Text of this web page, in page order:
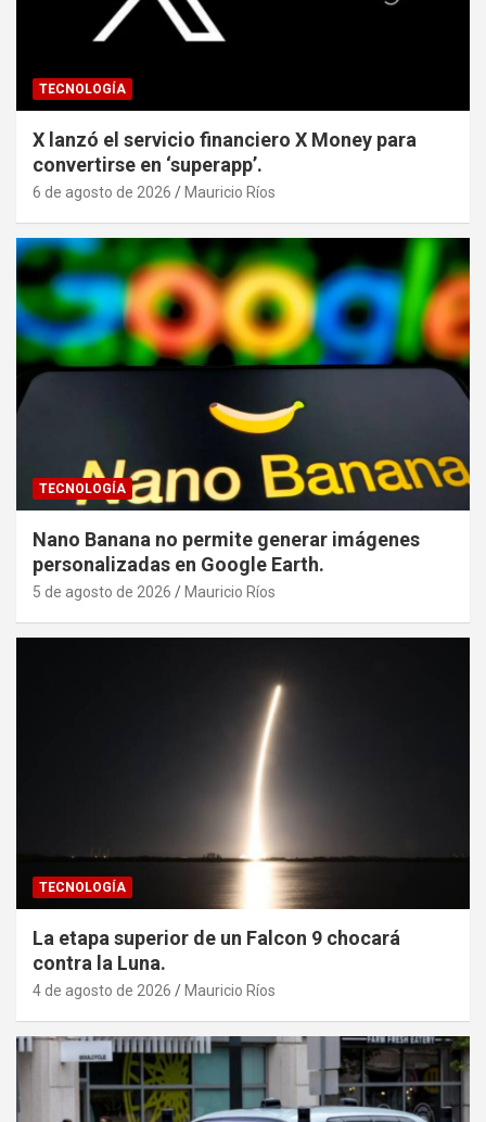
TECNOLOGÍA
X lanzó el servicio financiero X Money para
convertirse en ‘superapp’.
6 de agosto de 2026 Mauricio Ríos
TECNOLOGÍA
Nano Banana no permite generar imágenes
personalizadas en Google Earth.
5 de agosto de 2026 Mauricio Ríos
TECNOLOGÍA
La etapa superior de un Falcon 9 chocará
contra la Luna.
4 de agosto de 2026 Mauricio Ríos